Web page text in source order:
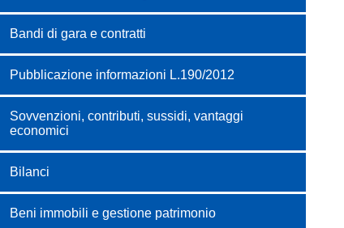
Bandi di gara e contratti
Pubblicazione informazioni L.190/2012
Sovvenzioni, contributi, sussidi, vantaggi
economici
Bilanci
Beni immobili e gestione patrimonio